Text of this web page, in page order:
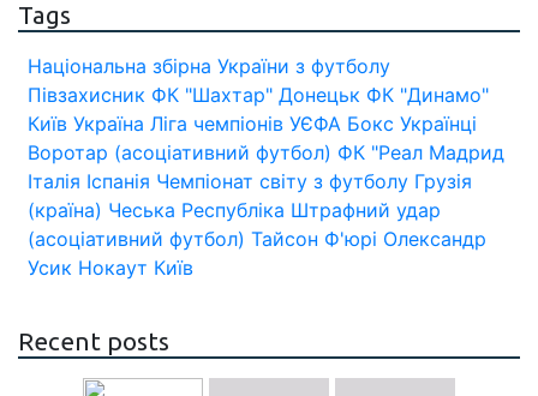
Tags
Національна збірна України з футболу
Півзахисник ФК "Шахтар" Донецьк ФК "Динамо"
Київ Україна Ліга чемпіонів УЄФА Бокс Українці
Воротар (асоціативний футбол) ФК "Реал Мадрид
Італія Іспанія Чемпіонат світу з футболу Грузія
(країна) Чеська Республіка Штрафний удар
(асоціативний футбол) Тайсон Ф'юрі Олександр
Усик Нокаут Київ
Recent posts